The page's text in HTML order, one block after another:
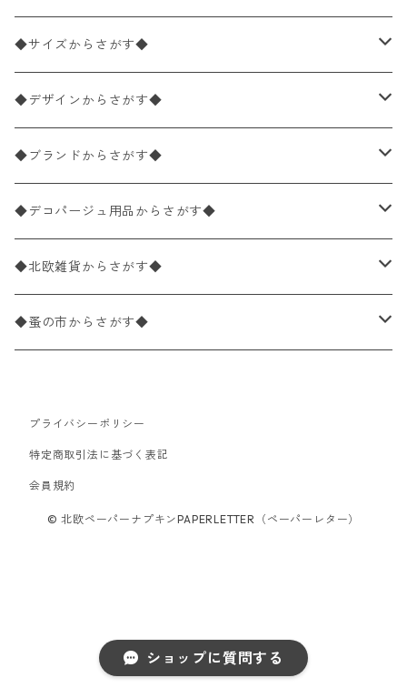
ショップに質問する
ペーパーナプキン2枚バラ売り
ペーパーナプキン1枚バラ売り
ペーパーナプキン20枚入りパック
ペーパーナプキン10枚入りパック
ライスペーパー
ペーパーリネンナプキン
ワックスペーパー
デコパージュ用品
◆サイズからさがす◆
33×33cm（ランチサイズ）
バラ売り
パック売り
25×25cm（カクテルサイズ）
バラ売り
パック売り
40×40cm（ディナーサイズ）
バラ売り
パック売り
21×21cm（ポケットサイズ）
バラ売り
33cm（ラウンド）
◆デザインからさがす◆
花柄
植物・グリーン柄
動物・鳥・昆虫・蝶柄
海・魚柄
食べ物・フルーツ・野菜・ドリンク柄
食器・カトラリー柄
◆ブランドからさがす◆
ドイツ製 IHR/イア
ランチサイズ
カクテルサイズ
ドイツ製 Ambiente/アンビエンテ
ランチサイズ
ドイツ製 Paperproducts Design
カクテルサイズ
ランチサイズ
カクテルサイズ
ドイツ製 ti-flair/ティーフレア
ランチサイズ
ドイツ製 PAW/パウ
ドイツ製 Home Fashion
◆デコパージュ用品からさがす◆
デコパージュ液
デコパージュ下地
デコパージュはさみ
3Dデコパージュ
◆北欧雑貨からさがす◆
シリコンモールド
トレイ
ポスター・カレンダー
◆蚤の市からさがす◆
北欧雑貨
デコパージュ用品
プライバシーポリシー
特定商取引法に基づく表記
会員規約
© 北欧ペーパーナプキンPAPERLETTER（ペーパーレター）